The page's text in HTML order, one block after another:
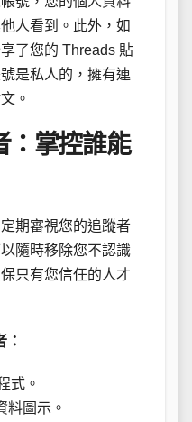
人看到。此外，如
了您的 Threads 貼
是私人的，擁有連
。
：掌控誰能
期審視您的追蹤者
隨時移除您不認識
只有您信任的人才
式。
料圖示。